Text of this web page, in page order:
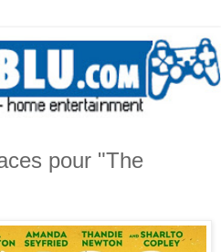
pour "The